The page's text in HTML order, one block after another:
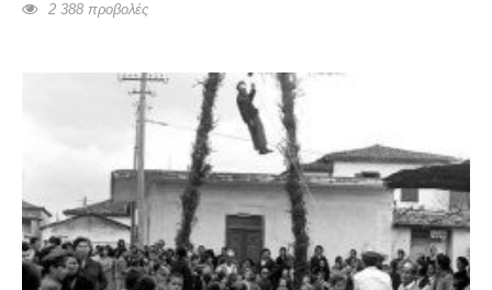
2 388 προβολές